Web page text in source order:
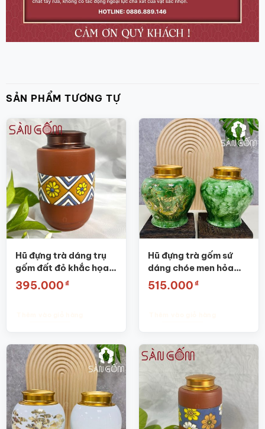
SẢN PHẨM TƯƠNG TỰ
Hũ đựng trà dáng trụ
gốm đất đỏ khắc họa
tiết thổ cẩm SG-
BĐT53
395.000 ₫
Hũ đựng trà gốm sứ
dáng chóe men hỏa
biến thiên xanh lá họa
tiết sen hạc SG-
515.000 ₫